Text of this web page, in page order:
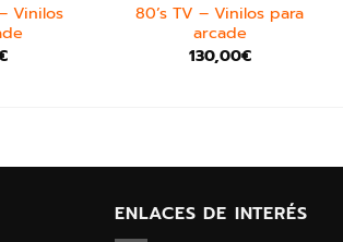
Vinilos
80’s TV – Vinilos para
arcade
130,00€
ENLACES DE INTERÉS